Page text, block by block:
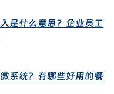
是什么意思？企业员工
系统？有哪些好用的餐